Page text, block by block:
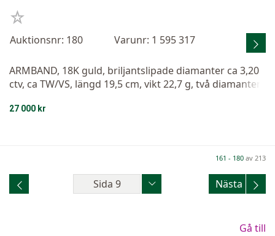
Auktionsnr: 180 Varunr: 1 595 317
ARMBAND, 18K guld, briljantslipade diamanter ca 3,20
ctv, ca TW/VS, längd 19,5 cm, vikt 22,7 g, två diamanter
27 000 kr
161 - 180 av 213
Sida 9 Nästa
Gå till